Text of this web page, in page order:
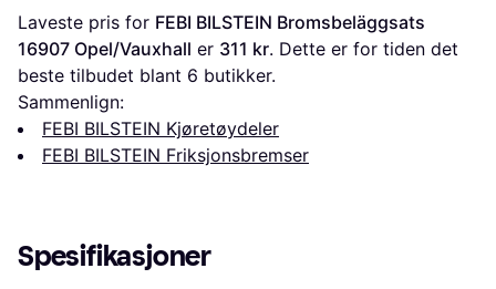
Laveste pris for FEBI BILSTEIN Bromsbeläggsats
16907 Opel/Vauxhall er 311 kr. Dette er for tiden det
beste tilbudet blant 6 butikker.
Sammenlign:
FEBI BILSTEIN Kjøretøydeler
FEBI BILSTEIN Friksjonsbremser
Spesifikasjoner